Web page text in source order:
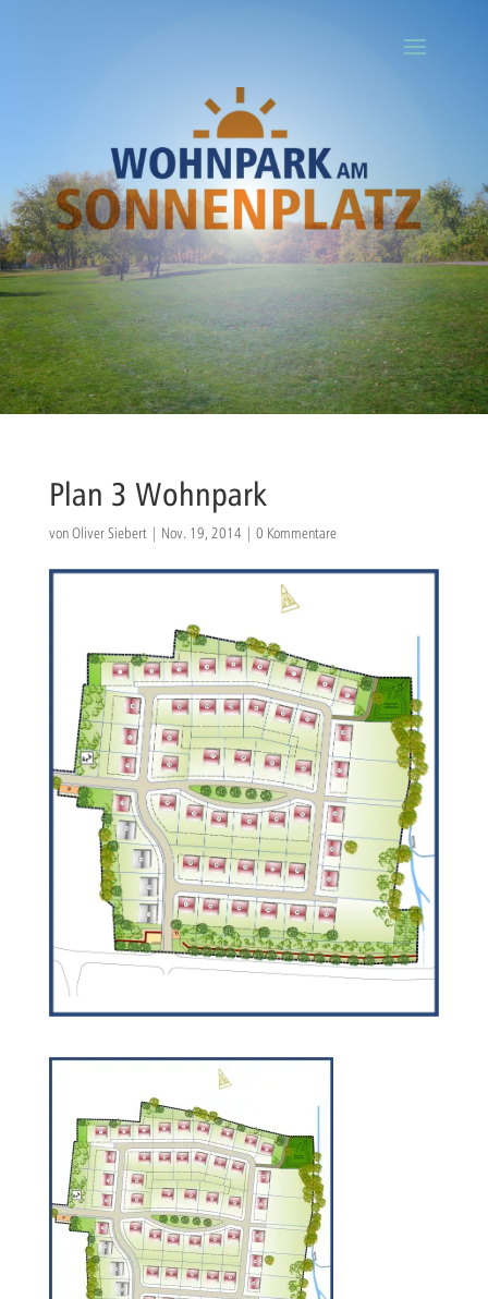
Ihr Titel
Your content goes here. Edit or remove this text inline or in the
module Content settings. You can also style every aspect of this
content in the module Design settings and even apply custom CSS
to this text in the module Advanced settings.
Plan 3 Wohnpark
vonOliver Siebert| Nov. 19, 2014 | 0 Kommentare